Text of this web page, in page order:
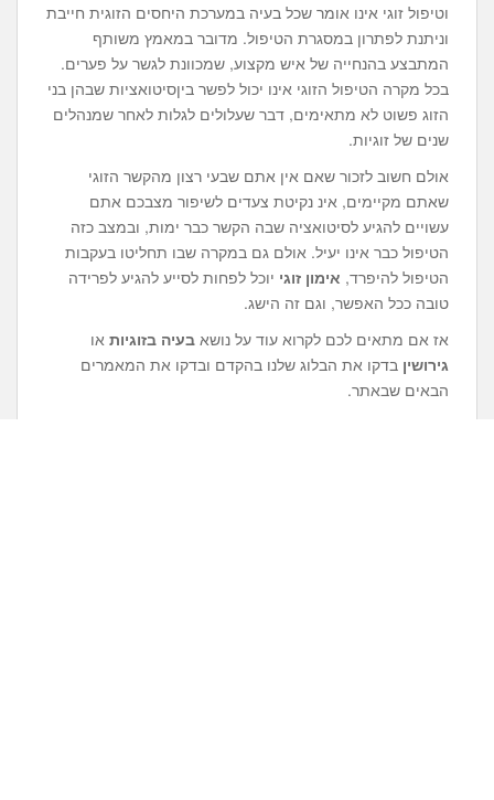
וטיפול זוגי אינו אומר שכל בעיה במערכת היחסים הזוגית חייבת
וניתנת לפתרון במסגרת הטיפול. מדובר במאמץ משותף
המתבצע בהנחייה של איש מקצוע, שמכוונת לגשר על פערים.
בכל מקרה הטיפול הזוגי אינו יכול לפשר ביןסיטואציות שבהן בני
הזוג פשוט לא מתאימים, דבר שעלולים לגלות לאחר שמנהלים
שנים של זוגיות.
אולם חשוב לזכור שאם אין אתם שבעי רצון מהקשר הזוגי
שאתם מקיימים, אינ נקיטת צעדים לשיפור מצבכם אתם
עשויים להגיע לסיטואציה שבה הקשר כבר ימות, ובמצב כזה
הטיפול כבר אינו יעיל. אולם גם במקרה שבו תחליטו בעקבות
הטיפול להיפרד, אימון זוגי יוכל לפחות לסייע להגיע לפרידה
טובה ככל האפשר, וגם זה הישג.
אז אם מתאים לכם לקרוא עוד על נושא בעיה בזוגיות או
גירושין בדקו את הבלוג שלנו בהקדם ובדקו את המאמרים
הבאים שבאתר.